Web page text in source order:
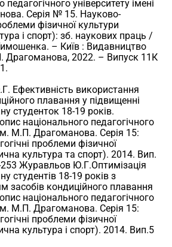
педагогічного університету імені
Серія № 15. Науково-
фізичної культури
і спорт): зб. наукових праць /
– Київ : Видавництво
Драгоманова, 2022. – Випуск 11К
Ефективність використання
плавання у підвищенні
студенток 18-19 років.
національного педагогічного
М.П. Драгоманова. Серія 15:
проблеми фізичної
культура та спорт). 2014. Вип.
Журавльов Ю.Г.Оптимізація
студентів 18-19 років з
засобів кондиційного плавання
національного педагогічного
М.П. Драгоманова. Серія 15:
проблеми фізичної
культура і спорт). 2014. Вип.5